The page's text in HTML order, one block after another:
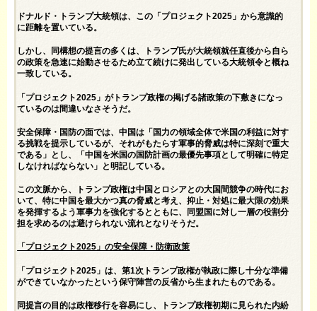
ドナルド・トランプ大統領は、この「プロジェクト2025」から意識的
に距離を置いている。
しかし、同構想の提言の多くは、トランプ氏が大統領就任直後から自ら
の政策を急速に始動させるため立て続けに発出している大統領令と概ね
一致している。
「プロジェクト2025」がトランプ政権の掲げる諸政策の下敷きになっ
ているのは間違いなさそうだ。
安全保障・国防の面では、中国は「国力の領域全体で米国の利益に対す
る挑戦を提示しているが、それがもたらす軍事的脅威は特に深刻で重大
である」とし、「中国を米国の国防計画の最優先事項として明確に特定
しなければならない」と明記している。
この文脈から、トランプ政権は中国とロシアとの大国間競争の時代にお
いて、特に中国を最大かつ真の脅威と考え、抑止・対処に最大限の効果
を発揮するよう軍事力を強化するとともに、同盟国に対し一層の役割分
担を求めるのは避けられない流れとなりそうだ。
「プロジェクト2025」の安全保障・防衛政策
「プロジェクト2025」は、第1次トランプ政権が執政に際し十分な準備
ができていなかったという保守陣営の反省から生まれたものである。
同提言の目的は政権移行を容易にし、トランプ政権初期に見られた内紛